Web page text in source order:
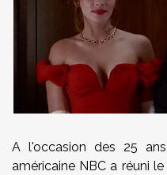
A l'occasion des 25
américaine NBC a réuni